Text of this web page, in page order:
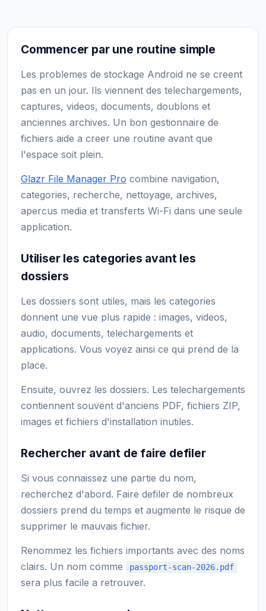
Commencer par une routine simple
Les problemes de stockage Android ne se creent
pas en un jour. Ils viennent des telechargements,
captures, videos, documents, doublons et
anciennes archives. Un bon gestionnaire de
fichiers aide a creer une routine avant que
l'espace soit plein.
Glazr File Manager Pro combine navigation,
categories, recherche, nettoyage, archives,
apercus media et transferts Wi-Fi dans une seule
application.
Utiliser les categories avant les
dossiers
Les dossiers sont utiles, mais les categories
donnent une vue plus rapide : images, videos,
audio, documents, telechargements et
applications. Vous voyez ainsi ce qui prend de la
place.
Ensuite, ouvrez les dossiers. Les telechargements
contiennent souvent d'anciens PDF, fichiers ZIP,
images et fichiers d'installation inutiles.
Rechercher avant de faire defiler
Si vous connaissez une partie du nom,
recherchez d'abord. Faire defiler de nombreux
dossiers prend du temps et augmente le risque de
supprimer le mauvais fichier.
Renommez les fichiers importants avec des noms
clairs. Un nom comme
passport-scan-2026.pdf
sera plus facile a retrouver.